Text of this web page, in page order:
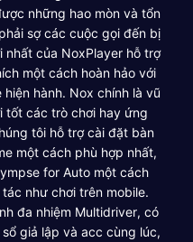
những hao mòn và tổn
sợ các cuộc gọi đến bị
nhất của NoxPlayer hỗ trợ
một cách hoàn hảo với
hành. Nox chính là vũ
tốt các trò chơi hay ứng
tôi hỗ trợ cài đặt bàn
một cách phù hợp nhất,
for Auto một cách
như chơi trên mobile.
đa nhiệm Multidriver, có
giả lập và acc cùng lúc,